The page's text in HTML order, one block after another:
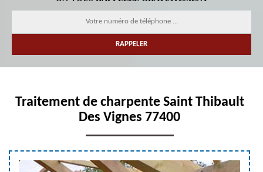
Traitement de charpente Saint Thibault
Des Vignes 77400